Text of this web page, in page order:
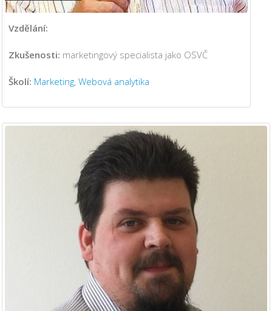
Vzdělání:
Zkušenosti: marketingový specialista jako OSVČ
Školí: Marketing, Webová analytika